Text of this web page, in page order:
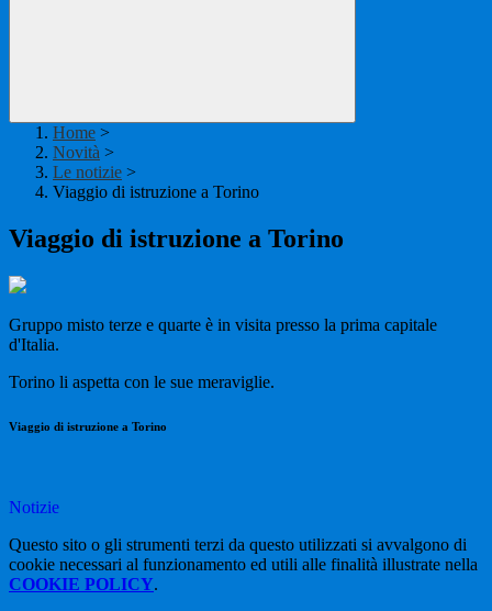
Home >
Novità >
Le notizie >
Viaggio di istruzione a Torino
Viaggio di istruzione a Torino
Gruppo misto terze e quarte è in visita presso la prima capitale
d'Italia.
Torino li aspetta con le sue meraviglie.
Viaggio di istruzione a Torino
Notizie
Questo sito o gli strumenti terzi da questo utilizzati si avvalgono di
cookie necessari al funzionamento ed utili alle finalità illustrate nella
COOKIE POLICY.